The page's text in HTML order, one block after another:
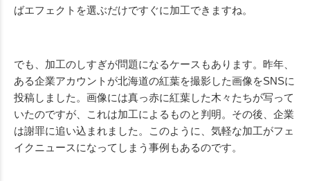
ばエフェクトを選ぶだけですぐに加工できますね。
でも、加工のしすぎが問題になるケースもあります。昨年、
ある企業アカウントが北海道の紅葉を撮影した画像をSNSに
投稿しました。画像には真っ赤に紅葉した木々たちが写って
いたのですが、これは加工によるものと判明。その後、企業
は謝罪に追い込まれました。このように、気軽な加工がフェ
イクニュースになってしまう事例もあるのです。